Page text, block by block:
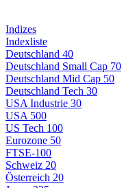
Indizes
Indexliste
Deutschland 40
Deutschland Small Cap 70
Deutschland Mid Cap 50
Deutschland Tech 30
USA Industrie 30
USA 500
US Tech 100
Eurozone 50
FTSE-100
Schweiz 20
Österreich 20